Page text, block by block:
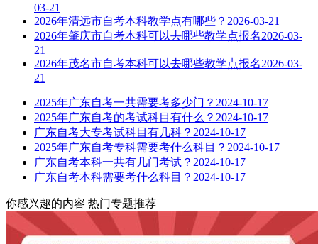
03-21
2026年清远市自考本科教学点有哪些？ 2026-03-21
2026年肇庆市自考本科可以去哪些教学点报名2026-03-
21
2026年茂名市自考本科可以去哪些教学点报名2026-03-
21
2025年广东自考一共需要考多少门？ 2024-10-17
2025年广东自考的考试科目有什么？ 2024-10-17
广东自考大专考试科目有几科？ 2024-10-17
2025年广东自考专科需要考什么科目？ 2024-10-17
广东自考本科一共有几门考试？ 2024-10-17
广东自考本科需要考什么科目？ 2024-10-17
你感兴趣的内容 热门专题推荐